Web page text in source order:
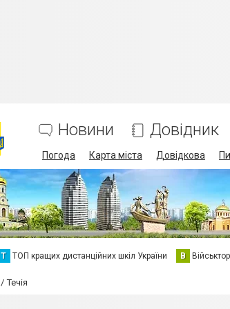
Новини Довідник
Погода Карта міста Довідкова
Т ТОП кращих дистанційних шкіл України В
Течія